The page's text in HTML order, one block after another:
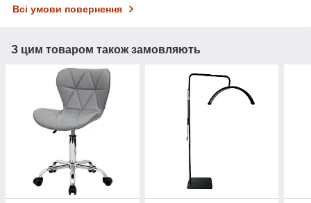
Всі умови повернення
З цим товаром також замовляють